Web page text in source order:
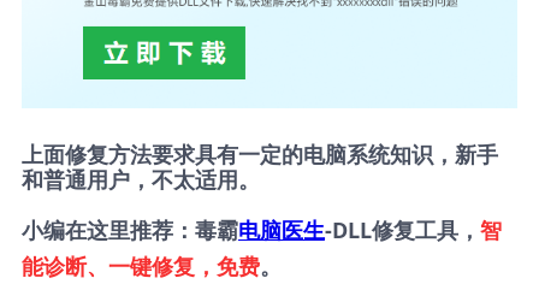
上面修复方法要求具有一定的电脑系统知识，新手
和普通用户，不太适用。
小编在这里推荐：毒霸电脑医生-DLL修复工具， 智
能诊断、一键修复，免费。